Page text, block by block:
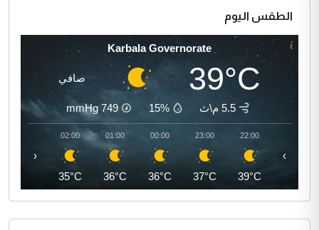
الطقس اليوم
Karbala Governorate
39°C صافي
5.5 م\ث 15%
749
mmHg
22:00
39°C
23:00
37°C
00:00
36°C
01:00
36°C
02:00
35°C
‹ ›